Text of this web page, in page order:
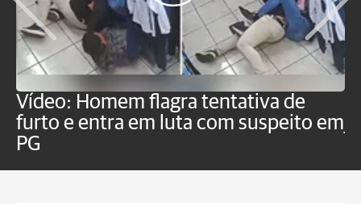
Vídeo: Homem flagra tentativa de
furto e entra em luta com suspeito em
PG